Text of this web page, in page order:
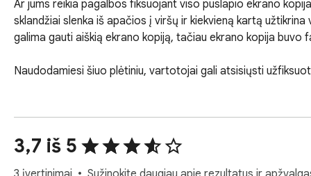
Ar jums reikia pagalbos fiksuojant viso puslapio ekrano
sklandžiai slenka iš apačios į viršų ir kiekvieną kartą
galima gauti aiškią ekrano kopiją, tačiau ekrano kopija
Naudodamiesi šiuo plėtiniu, vartotojai gali atsisiųsti
A4 portretą, A4 kraštovaizdį ir viso ekrano kopiją.
Vaizdo formatui yra trys parinktys, pvz., PNG, JPEG ir
kopiją, kad pagerintų savo ekrano kopijas.
3,7 iš 5